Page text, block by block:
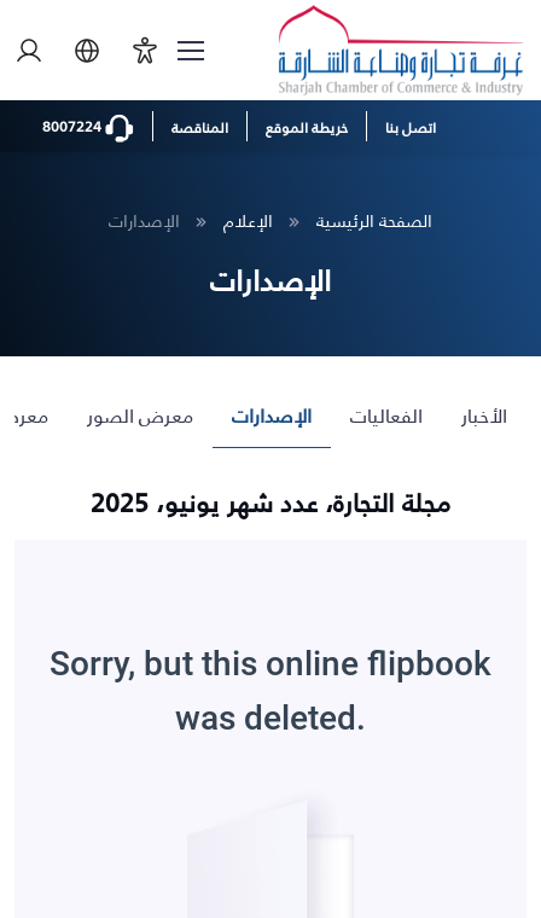
اتصل بنا خريطة الموقع المناقصة
الصفحة الرئيسية الإعلام الإصدارات
الإصدارات
الأخبار الفعاليات الإصدارات معرض الصور معرض
مجلة التجارة، عدد شهر يونيو، 2025